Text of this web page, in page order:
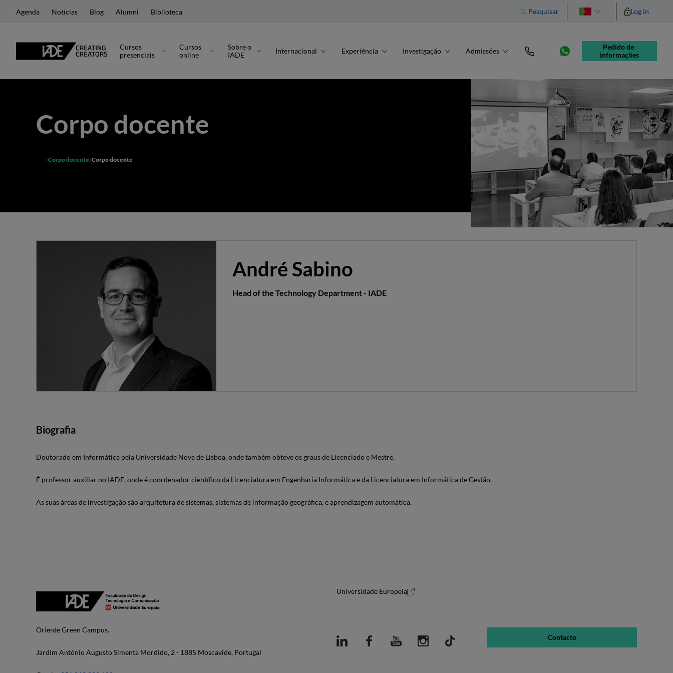
Agenda Notícias Blog Alumni Biblioteca
Pesquisar
English
Log in
Cursos
presenciais
Cursos
online
Sobre o
IADE
Internacional Experiência Investigação Admissões
Pedido de
informações
Corpo docente
Corpo docente Corpo docente
André Sabino
Head of the Technology Department - IADE
Biografia
Doutorado em Informática pela Universidade Nova de Lisboa, onde também obteve os graus de Licenciado e Mestre.
É professor auxiliar no IADE, onde é coordenador científico da Licenciatura em Engenharia Informática e da Licenciatura em Informática de Gestão.
As suas áreas de investigação são arquitetura de sistemas, sistemas de informação geográfica, e aprendizagem automática.
Oriente Green Campus.
Jardim António Augusto Simenta Mordido, 2 - 1885 Moscavide, Portugal
Universidade Europeia
Contacto